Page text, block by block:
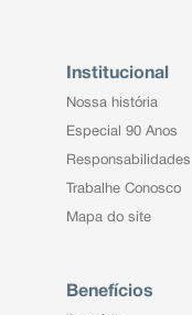
Institucional
Nossa história
Especial 90 Anos
Responsabilidades
Trabalhe Conosco
Mapa do site
Benefícios